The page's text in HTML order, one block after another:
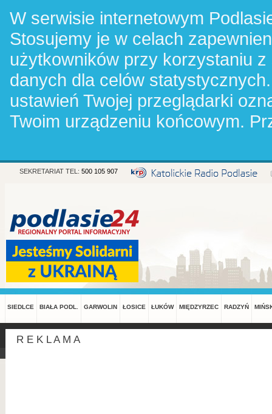
W serwisie internetowym
Stosujemy je w celach
użytkowników przy korzystaniu
danych dla celów
ustawień Twojej przeglądarki
Twoim urządzeniu końcowym.
SEKRETARIAT TEL: 500 105 907
SIEDLCE BIAŁA PODL. GARWOLIN ŁOSICE ŁUKÓW MIĘDZYRZEC RADZYŃ
R E K L A M A